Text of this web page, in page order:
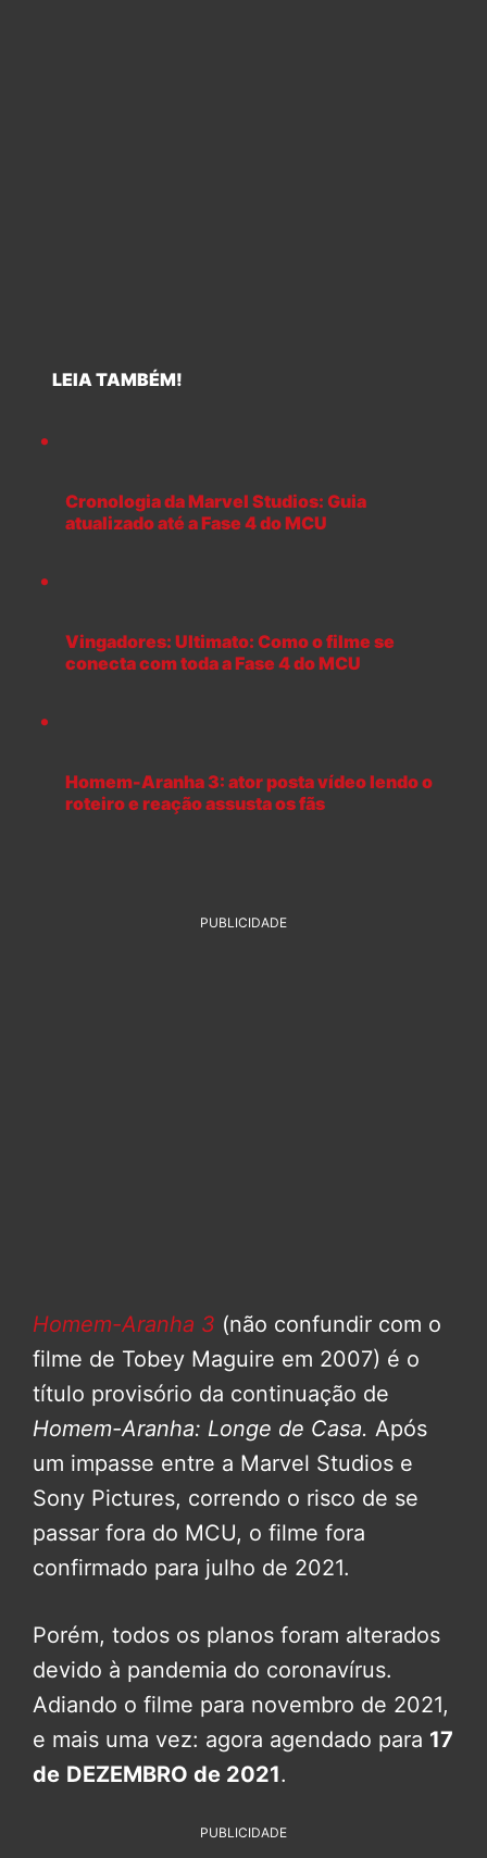
LEIA TAMBÉM!
Cronologia da Marvel Studios: Guia
atualizado até a Fase 4 do MCU
Vingadores: Ultimato: Como o filme se
conecta com toda a Fase 4 do MCU
Homem-Aranha 3: ator posta vídeo lendo o
roteiro e reação assusta os fãs
PUBLICIDADE
Homem-Aranha 3 (não confundir com o
filme de Tobey Maguire em 2007) é o
título provisório da continuação de
Homem-Aranha: Longe de Casa. Após
um impasse entre a Marvel Studios e
Sony Pictures, correndo o risco de se
passar fora do MCU, o filme fora
confirmado para julho de 2021.
Porém, todos os planos foram alterados
devido à pandemia do coronavírus.
Adiando o filme para novembro de 2021,
e mais uma vez: agora agendado para 17
de DEZEMBRO de 2021.
PUBLICIDADE